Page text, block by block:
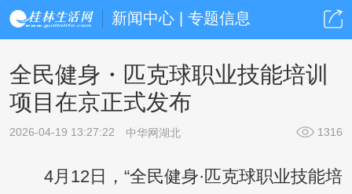
新闻中心 | 专题信息
全民健身・匹克球职业技能培训
项目在京正式发布
2026-04-19 13:27:22 中华网湖北 1316
4月12日，“全民健身·匹克球职业技能培